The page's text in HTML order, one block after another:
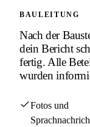
BAULEITUNG
Nach der
dein Bericht
fertig. Alle
wurden
Fotos und